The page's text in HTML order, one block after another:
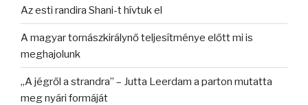
Az esti randira Shani-t hívtuk el
A magyar tornászkirálynő teljesítménye előtt mi is
meghajolunk
„A jégről a strandra” – Jutta Leerdam a parton mutatta
meg nyári formáját